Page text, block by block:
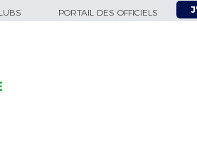
PORTAIL DES OFFICIELS